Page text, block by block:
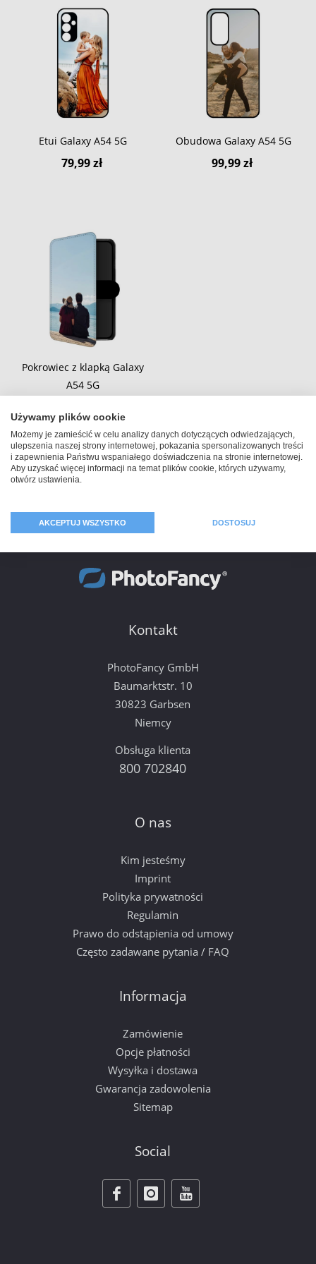
Etui Galaxy A54 5G
79,99 zł
Obudowa Galaxy A54 5G
99,99 zł
Pokrowiec z klapką Galaxy
A54 5G
Kontakt
PhotoFancy GmbH
Baumarktstr. 10
30823 Garbsen
Niemcy
Obsługa klienta
800 702840
O nas
Kim jesteśmy
Imprint
Polityka prywatności
Regulamin
Prawo do odstąpienia od umowy
Często zadawane pytania / FAQ
Informacja
Zamówienie
Opcje płatności
Wysyłka i dostawa
Gwarancja zadowolenia
Sitemap
Social
Używamy plików cookie
Możemy je zamieścić w celu analizy danych dotyczących odwiedzających,
ulepszenia naszej strony internetowej, pokazania spersonalizowanych treści
i zapewnienia Państwu wspaniałego doświadczenia na stronie internetowej.
Aby uzyskać więcej informacji na temat plików cookie, których używamy,
otwórz ustawienia.
AKCEPTUJ WSZYSTKO DOSTOSUJ